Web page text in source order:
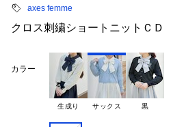
axes femme
クロス刺繍ショートニットＣＤ
カラー
生成り サックス 黒